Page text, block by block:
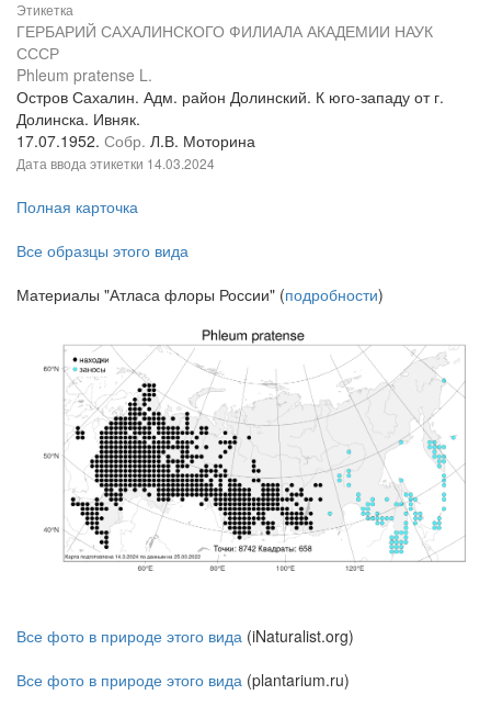
Этикетка
ГЕРБАРИЙ САХАЛИНСКОГО ФИЛИАЛА АКАДЕМИИ НАУК
СССР
Phleum pratense L.
Остров Сахалин. Адм. район Долинский. К юго-западу от г.
Долинска. Ивняк.
17.07.1952. Собр. Л.В. Моторина
Дата ввода этикетки 14.03.2024
Полная карточка
Все образцы этого вида
Материалы "Атласа флоры России" (подробности)
Все фото в природе этого вида (iNaturalist.org)
Все фото в природе этого вида (plantarium.ru)